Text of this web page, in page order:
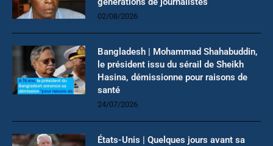
02/08/2026
Bangladesh | Mohammad Shahabuddin,
le président issu du sérail de Sheikh
Hasina, démissionne pour raisons de
santé
24/07/2026
États-Unis | Quelques jours avant sa